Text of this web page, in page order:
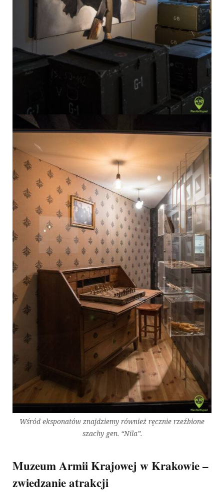
Wśród eksponatów znajdziemy również ręcznie rzeźbione
szachy gen. “Nila”.
Muzeum Armii Krajowej w Krakowie –
zwiedzanie atrakcji